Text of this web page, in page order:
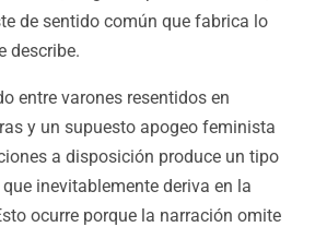
de sentido común que fabrica lo
describe.
entre varones resentidos en
y un supuesto apogeo feminista
a disposición produce un tipo
inevitablemente deriva en la
ocurre porque la narración omite